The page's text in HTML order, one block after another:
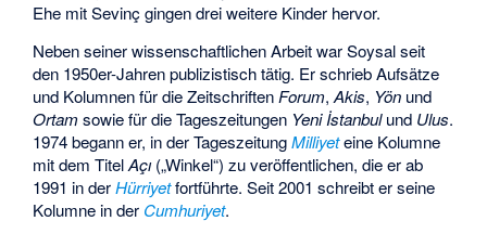
Ehe mit Sevinç gingen drei weitere Kinder hervor.
Neben seiner wissenschaftlichen Arbeit war Soysal seit
den 1950er-Jahren publizistisch tätig. Er schrieb Aufsätze
und Kolumnen für die Zeitschriften Forum,Akis, Yön und
Ortam sowie für die Tageszeitungen Yeni İstanbulund Ulus.
1974 begann er, in der TageszeitungMilliyeteine Kolumne
mit dem TitelAçı(„Winkel“) zu veröffentlichen, die er ab
1991 in derHürriyetfortführte. Seit 2001 schreibt er seine
Kolumne in der Cumhuriyet.